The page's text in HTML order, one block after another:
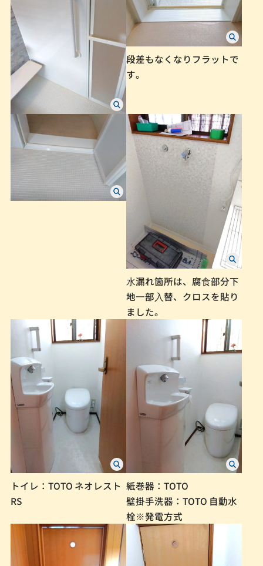
段差もなくなりフラットで
す。
⽔漏れ箇所は、腐⾷部分下
地⼀部⼊替、クロスを貼り
ました。
トイレ：TOTO ネオレスト
RS
紙巻器：TOTO
壁掛手洗器：TOTO 自動水
栓※発電方式